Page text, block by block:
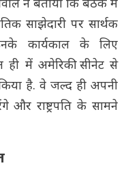
ने बताया कि बैठक में
साझेदारी पर सार्थक
कार्यकाल के लिए
ही में अमेरिकी सीनेट से
है. वे जल्द ही अपनी
और राष्ट्रपति के सामने